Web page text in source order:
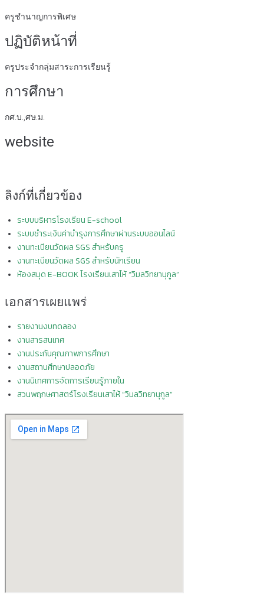
ครูชำนาญการพิเศษ
ปฏิบัติหน้าที่
ครูประจำกลุ่มสาระการเรียนรู้
การศึกษา
กศ.บ.,ศษ.ม.
website
ลิงก์ที่เกี่ยวข้อง
ระบบบริหารโรงเรียน E-school
ระบบชำระเงินค่าบำรุงการศึกษาผ่านระบบออนไลน์
งานทะเบียนวัดผล SGS สำหรับครู
งานทะเบียนวัดผล SGS สำหรับนักเรียน
ห้องสมุด E-BOOK โรงเรียนเสาไห้ “วิมลวิทยานุกูล”
เอกสารเผยแพร่
รายงานงบทดลอง
งานสารสนเทศ
งานประกันคุณภาพการศึกษา
งานสถานศึกษาปลอดภัย
งานนิเทศการจัดการเรียนรู้ภายใน
สวนพฤกษศาสตร์โรงเรียนเสาไห้ “วิมลวิทยานุกูล”